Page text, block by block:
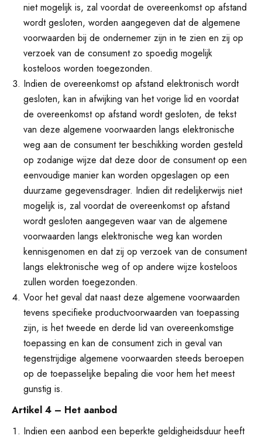
niet mogelijk is, zal voordat de overeenkomst op afstand
wordt gesloten, worden aangegeven dat de algemene
voorwaarden bij de ondernemer zijn in te zien en zij op
verzoek van de consument zo spoedig mogelijk
kosteloos worden toegezonden.
Indien de overeenkomst op afstand elektronisch wordt
gesloten, kan in afwijking van het vorige lid en voordat
de overeenkomst op afstand wordt gesloten, de tekst
van deze algemene voorwaarden langs elektronische
weg aan de consument ter beschikking worden gesteld
op zodanige wijze dat deze door de consument op een
eenvoudige manier kan worden opgeslagen op een
duurzame gegevensdrager. Indien dit redelijkerwijs niet
mogelijk is, zal voordat de overeenkomst op afstand
wordt gesloten aangegeven waar van de algemene
voorwaarden langs elektronische weg kan worden
kennisgenomen en dat zij op verzoek van de consument
langs elektronische weg of op andere wijze kosteloos
zullen worden toegezonden.
Voor het geval dat naast deze algemene voorwaarden
tevens specifieke productvoorwaarden van toepassing
zijn, is het tweede en derde lid van overeenkomstige
toepassing en kan de consument zich in geval van
tegenstrijdige algemene voorwaarden steeds beroepen
op de toepasselijke bepaling die voor hem het meest
gunstig is.
Artikel 4 – Het aanbod
Indien een aanbod een beperkte geldigheidsduur heeft